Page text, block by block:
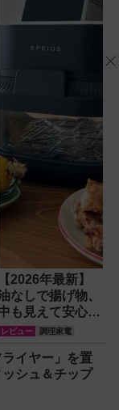
【2026年最新】
なしで揚げ物、
も見えて安心な
ンフライヤー
ガラスボウルエ
フライヤー』で
揚げ＆焼きとう
レビュー 調理家電
イヤー」を置
シュ＆チップ